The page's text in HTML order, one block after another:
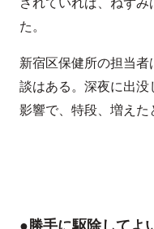
た。
新宿区保健所の担当
談はある。深夜に出
影響で、特段、増えた